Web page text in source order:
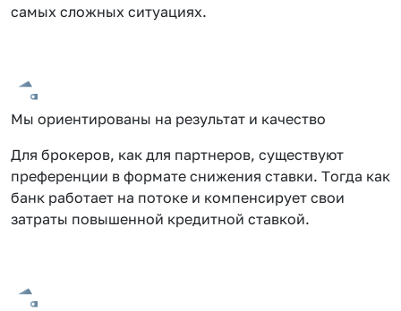
самых сложных ситуациях.
Мы ориентированы на результат и качество
Для брокеров, как для партнеров, существуют
преференции в формате снижения ставки. Тогда как
банк работает на потоке и компенсирует свои
затраты повышенной кредитной ставкой.